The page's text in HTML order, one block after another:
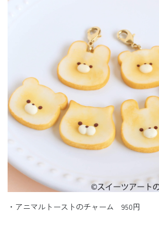
・アニマルトーストのチャーム 950円